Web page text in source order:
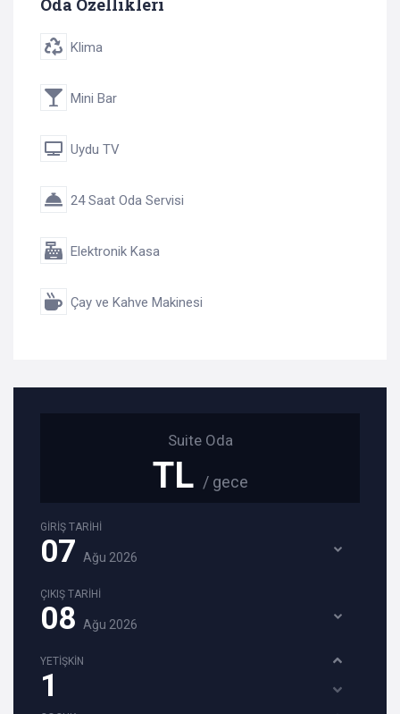
Oda Özellikleri
Klima
Mini Bar
Uydu TV
24 Saat Oda Servisi
Elektronik Kasa
Çay ve Kahve Makinesi
Suite Oda
TL / gece
GİRİŞ TARİHİ
07 Ağu 2026
ÇIKIŞ TARİHİ
08 Ağu 2026
YETİŞKİN